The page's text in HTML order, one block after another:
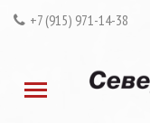
+7 (915) 971-14-38